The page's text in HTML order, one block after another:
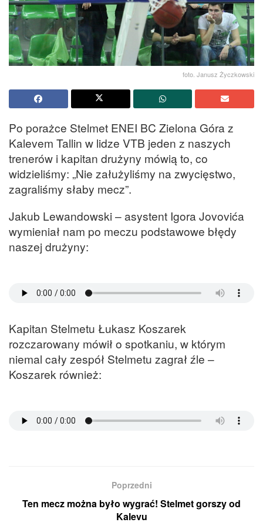
foto. Janusz Życzkowski
Po porażce Stelmet ENEI BC Zielona Góra z
Kalevem Tallin w lidze VTB jeden z naszych
trenerów i kapitan drużyny mówią to, co
widzieliśmy: „Nie załużyliśmy na zwycięstwo,
zagraliśmy słaby mecz”.
Jakub Lewandowski – asystent Igora Jovovića
wymieniał nam po meczu podstawowe błędy
naszej drużyny:
Kapitan Stelmetu Łukasz Koszarek
rozczarowany mówił o spotkaniu, w którym
niemal cały zespół Stelmetu zagrał źle –
Koszarek również:
Poprzedni
Ten mecz można było wygrać! Stelmet gorszy od
Kalevu